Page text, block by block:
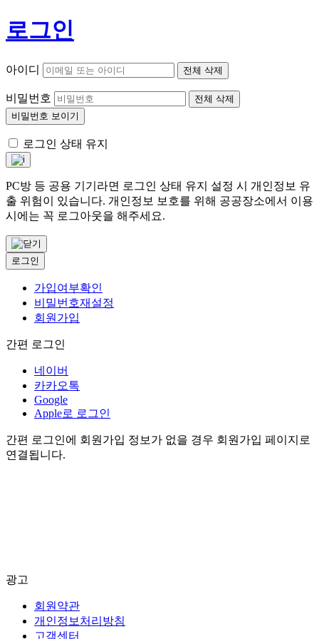
로그인
아이디 전체 삭제
비밀번호
전체 삭제
비밀번호 보이기
로그인 상태 유지
PC방 등 공용 기기라면 로그인 상태 유지 설정 시 개인정보 유
출 위험이 있습니다. 개인정보 보호를 위해 공공장소에서 이용
시에는 꼭 로그아웃을 해주세요.
로그인
가입여부확인
비밀번호재설정
회원가입
간편 로그인
네이버
카카오톡
Google
Apple로 로그인
간편 로그인에 회원가입 정보가 없을 경우 회원가입 페이지로
연결됩니다.
광고
회원약관
개인정보처리방침
고객센터